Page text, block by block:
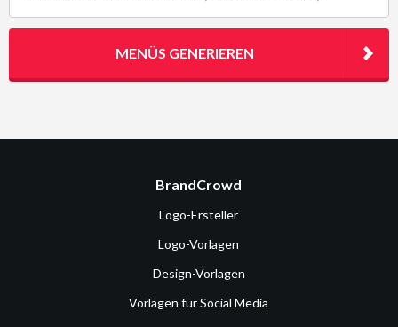
MENÜS GENERIEREN
BrandCrowd
Logo-Ersteller
Logo-Vorlagen
Design-Vorlagen
Vorlagen für Social Media